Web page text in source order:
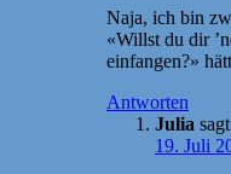
Naja, ich bin
«Willst du dir
einfangen?»
Antworten
Julia
19. Juli